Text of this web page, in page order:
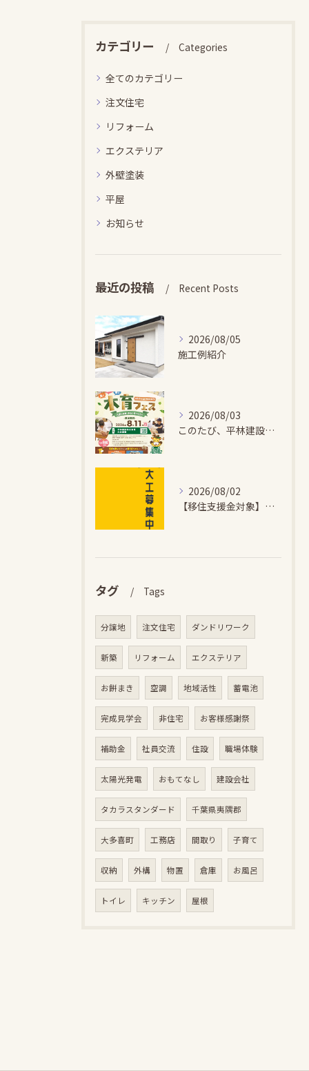
カテゴリー Categories
全てのカテゴリー
注文住宅
リフォーム
エクステリア
外壁塗装
平屋
お知らせ
最近の投稿 Recent Posts
2026/08/05
施工例紹介
2026/08/03
このたび、平林建設では、お子さまが木とふれあい・木について学...
2026/08/02
【移住支援金対象】【未経験歓迎】大多喜町で「見えないところも...
タグ Tags
分譲地 注文住宅 ダンドリワーク
新築 リフォーム エクステリア
お餅まき 空調 地域活性 蓄電池
完成見学会 非住宅 お客様感謝祭
補助金 社員交流 住設 職場体験
太陽光発電 おもてなし 建設会社
タカラスタンダード 千葉県夷隅郡
大多喜町 工務店 間取り 子育て
収納 外構 物置 倉庫 お風呂
トイレ キッチン 屋根